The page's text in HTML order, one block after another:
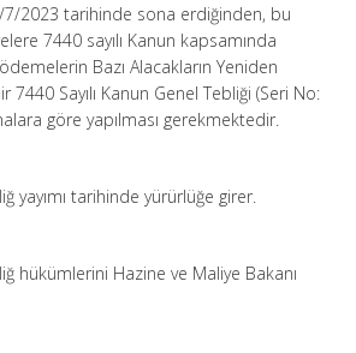
2023 tarihinde sona erdiğinden, bu
7440 sayılı Kanun kapsamında
Bazı Alacakların Yeniden
7440 Sayılı Kanun Genel Tebliği (Seri No:
göre yapılması gerekmektedir.
yayımı tarihinde yürürlüğe girer.
hükümlerini Hazine ve Maliye Bakanı